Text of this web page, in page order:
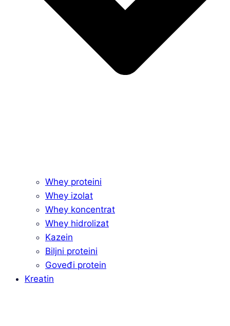
Whey proteini
Whey izolat
Whey koncentrat
Whey hidrolizat
Kazein
Biljni proteini
Goveđi protein
Kreatin